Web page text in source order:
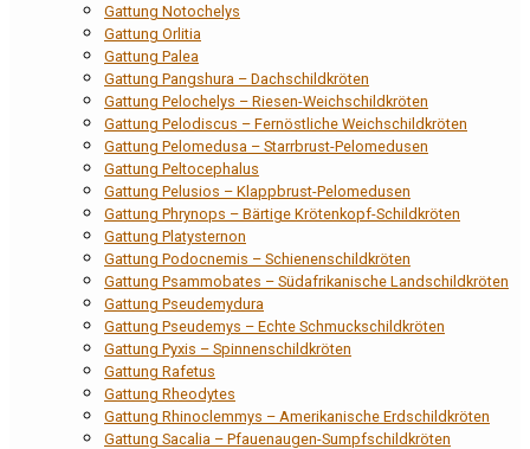
Gattung Notochelys
Gattung Orlitia
Gattung Palea
Gattung Pangshura – Dachschildkröten
Gattung Pelochelys – Riesen-Weichschildkröten
Gattung Pelodiscus – Fernöstliche Weichschildkröten
Gattung Pelomedusa – Starrbrust-Pelomedusen
Gattung Peltocephalus
Gattung Pelusios – Klappbrust-Pelomedusen
Gattung Phrynops – Bärtige Krötenkopf-Schildkröten
Gattung Platysternon
Gattung Podocnemis – Schienenschildkröten
Gattung Psammobates – Südafrikanische Landschildkröten
Gattung Pseudemydura
Gattung Pseudemys – Echte Schmuckschildkröten
Gattung Pyxis – Spinnenschildkröten
Gattung Rafetus
Gattung Rheodytes
Gattung Rhinoclemmys – Amerikanische Erdschildkröten
Gattung Sacalia – Pfauenaugen-Sumpfschildkröten